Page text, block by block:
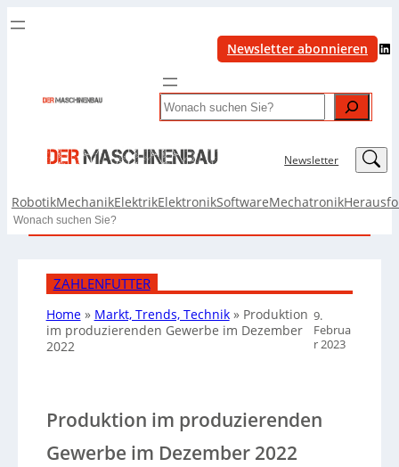
Newsletter abonnieren LinkedIn
Search
Newsletter LinkedIn
RobotikMechanikElektrikElektronikSoftwareMechatronik
Search
ZAHLENFUTTER
Home» Markt, Trends, Technik» Produktion
im produzierenden Gewerbe im Dezember
2022
9.
Februa
r 2023
Produktion im produzierenden
Gewerbe im Dezember 2022